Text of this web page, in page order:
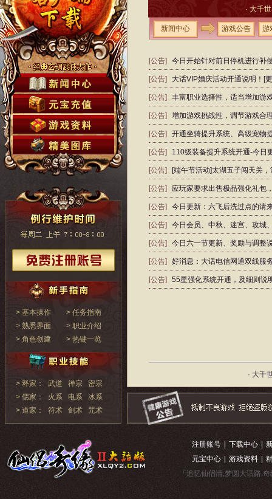
> 基本操作
> 任务指南
> 熟悉界面
> 职业介绍
> 角色创建
> 热键一览
> 释家： 武道 禅宗
密宗
> 儒家：
火系 电系
冰系
> 道家：
符术 剑术 咒术
· 大千
新闻中心 游戏公告 游
[公告] 今日开始针对前日停机进行补
[公告] 大话VIP婚庆活动开通说明！[
[公告] 丰富职业选择性，适当增加游
[公告] 增加游戏挑战性，调节游戏
[公告] 开通坐骑提升系统、高级宠物
[公告] 110级装备提升系统开通-今日
[公告] [端午节活动]太湖五子闯天关
[公告] 应玩家要求出售极品强化礼包
[公告] 今日更新：六飞后洗过点的请
[公告] 今日会员、中秋、迷宫、攻城
[公告] 今日六一节更新、奖励与调整
[公告] 好消息：大话电信网通双线服
[公告] 55星强化系统开通，及细则说
· 大千
注册账号 下载中心
元宝中心
游戏资料
「追忆仙侣情,梦圆大话路.